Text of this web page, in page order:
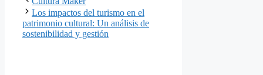
Los impactos del turismo en el
patrimonio cultural: Un análisis de
sostenibilidad y gestión